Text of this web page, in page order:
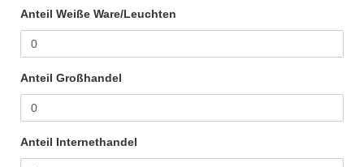
Anteil Weiße Ware/Leuchten
Anteil Großhandel
Anteil Internethandel